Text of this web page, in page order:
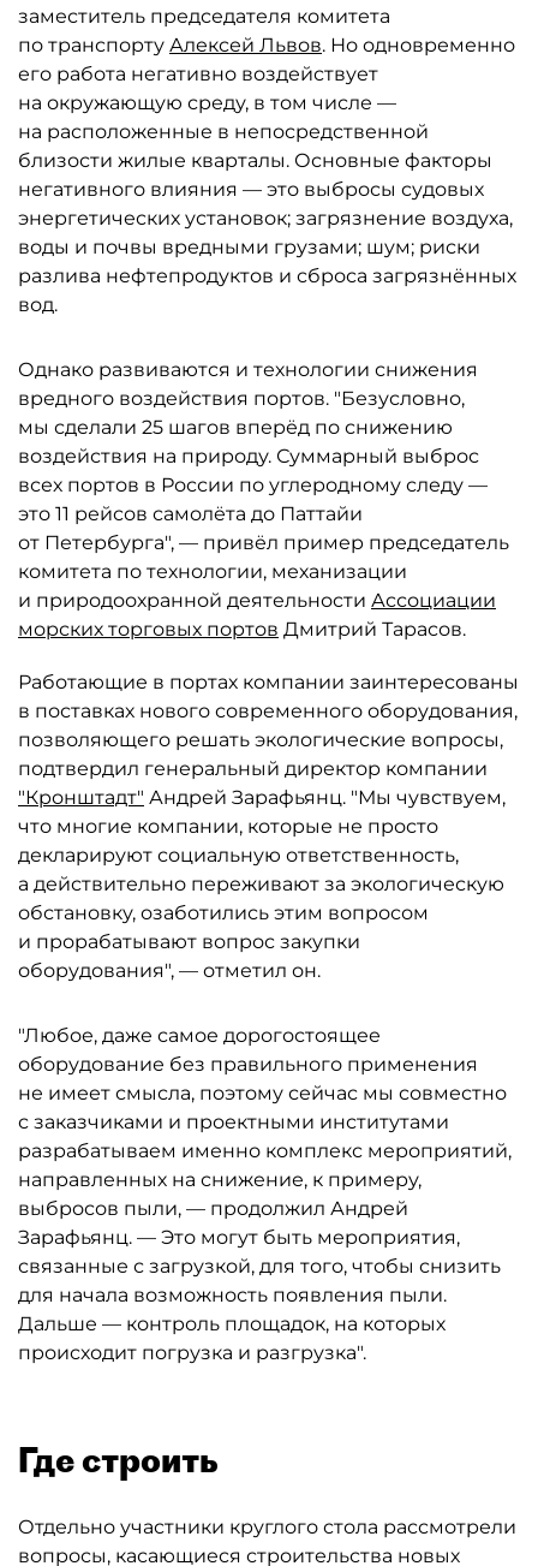
заместитель председателя комитета
по транспорту Алексей Львов. Но одновременно
его работа негативно воздействует
на окружающую среду, в том числе —
на расположенные в непосредственной
близости жилые кварталы. Основные факторы
негативного влияния — это выбросы судовых
энергетических установок; загрязнение воздуха,
воды и почвы вредными грузами; шум; риски
разлива нефтепродуктов и сброса загрязнённых
вод.
Однако развиваются и технологии снижения
вредного воздействия портов. "Безусловно,
мы сделали 25 шагов вперёд по снижению
воздействия на природу. Суммарный выброс
всех портов в России по углеродному следу —
это 11 рейсов самолёта до Паттайи
от Петербурга", — привёл пример председатель
комитета по технологии, механизации
и природоохранной деятельности Ассоциации
морских торговых портов Дмитрий Тарасов.
Работающие в портах компании заинтересованы
в поставках нового современного оборудования,
позволяющего решать экологические вопросы,
подтвердил генеральный директор компании
"Кронштадт" Андрей Зарафьянц. "Мы чувствуем,
что многие компании, которые не просто
декларируют социальную ответственность,
а действительно переживают за экологическую
обстановку, озаботились этим вопросом
и прорабатывают вопрос закупки
оборудования", — отметил он.
"Любое, даже самое дорогостоящее
оборудование без правильного применения
не имеет смысла, поэтому сейчас мы совместно
с заказчиками и проектными институтами
разрабатываем именно комплекс мероприятий,
направленных на снижение, к примеру,
выбросов пыли, — продолжил Андрей
Зарафьянц. — Это могут быть мероприятия,
связанные с загрузкой, для того, чтобы снизить
для начала возможность появления пыли.
Дальше — контроль площадок, на которых
происходит погрузка и разгрузка".
Где строить
Отдельно участники круглого стола рассмотрели
вопросы, касающиеся строительства новых